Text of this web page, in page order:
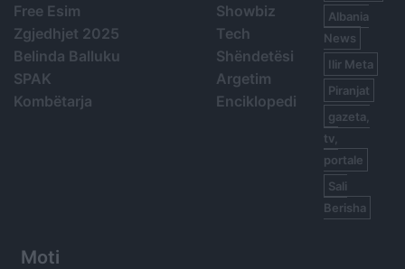
Free Esim
Zgjedhjet 2025
Belinda Balluku
SPAK
Kombëtarja
Showbiz
Tech
Shëndetësi
Argetim
Enciklopedi
Albania
News
Ilir Meta
Piranjat
gazeta,
tv,
portale
Sali
Berisha
Moti